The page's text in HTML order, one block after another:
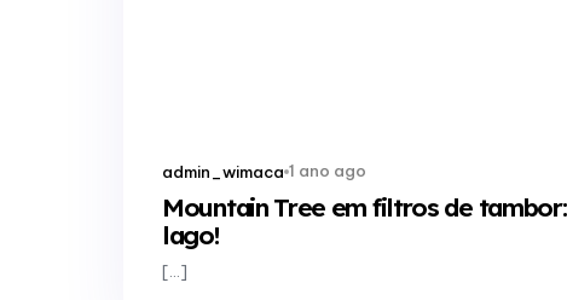
admin_wimaca 1 ano ago
Mountain Tree em filtros de
lago!
[…]